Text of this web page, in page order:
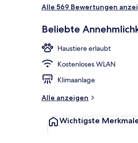
Alle 569 Bewertungen
Beliebte
Haustiere erlaubt
Kostenloses WLAN
Klimaanlage
Alle anzeigen
Wichtigste